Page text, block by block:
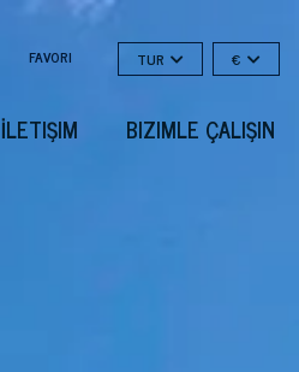
FAVORI TUR €
İLETIŞIM BIZIMLE ÇALIŞIN